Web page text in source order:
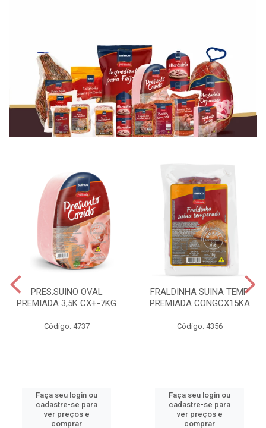
PRES.SUINO OVAL
PREMIADA 3,5K CX+-7KG
Código: 4737
Faça seu login ou
cadastre-se para
ver preços e
comprar
FRALDINHA SUINA TEMP
PREMIADA CONGCX15KA
Código: 4356
Faça seu login ou
cadastre-se para
ver preços e
comprar